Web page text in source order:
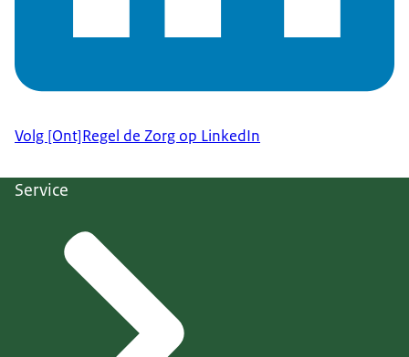
Volg [Ont]Regel de Zorg op LinkedIn
Service